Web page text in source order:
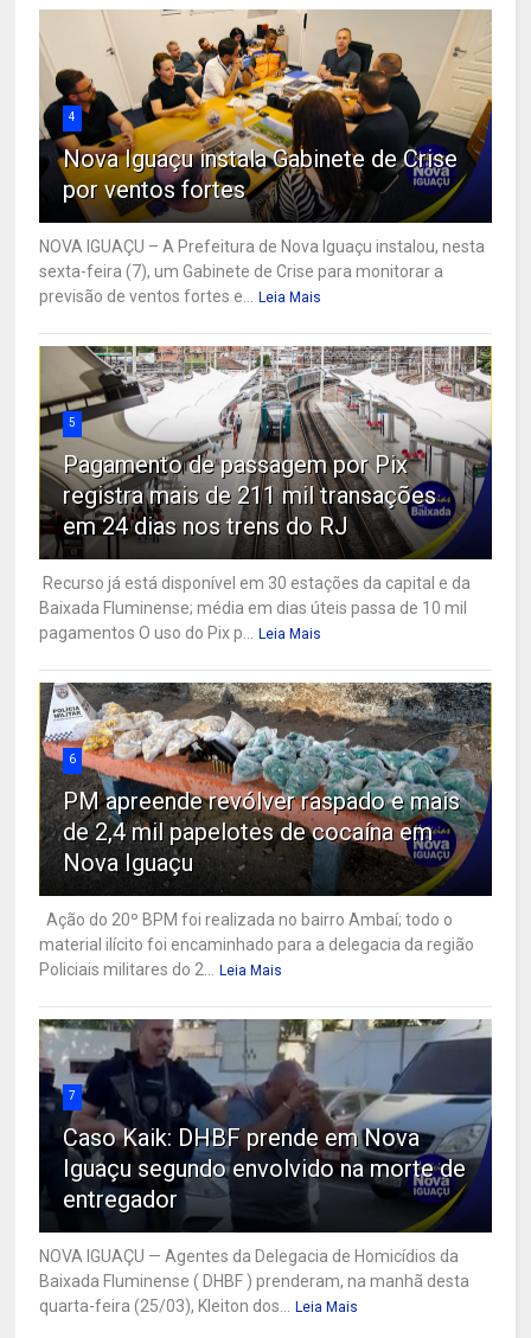
4
Nova Iguaçu instala Gabinete de Crise
por ventos fortes
NOVA IGUAÇU – A Prefeitura de Nova Iguaçu instalou, nesta
sexta-feira (7), um Gabinete de Crise para monitorar a
previsão de ventos fortes e...
Leia Mais
5
Pagamento de passagem por Pix
registra mais de 211 mil transações
em 24 dias nos trens do RJ
Recurso já está disponível em 30 estações da capital e da
Baixada Fluminense; média em dias úteis passa de 10 mil
pagamentos O uso do Pix p...
Leia Mais
6
PM apreende revólver raspado e mais
de 2,4 mil papelotes de cocaína em
Nova Iguaçu
Ação do 20º BPM foi realizada no bairro Ambaí; todo o
material ilícito foi encaminhado para a delegacia da região
Policiais militares do 2...
Leia Mais
7
Caso Kaik: DHBF prende em Nova
Iguaçu segundo envolvido na morte de
entregador
NOVA IGUAÇU — Agentes da Delegacia de Homicídios da
Baixada Fluminense ( DHBF ) prenderam, na manhã desta
quarta-feira (25/03), Kleiton dos...
Leia Mais